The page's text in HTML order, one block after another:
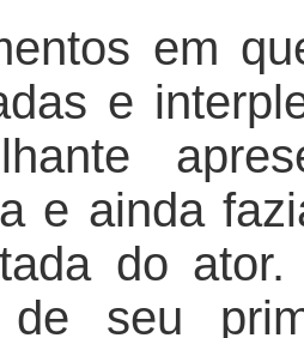
em
e
e ainda
do
de seu